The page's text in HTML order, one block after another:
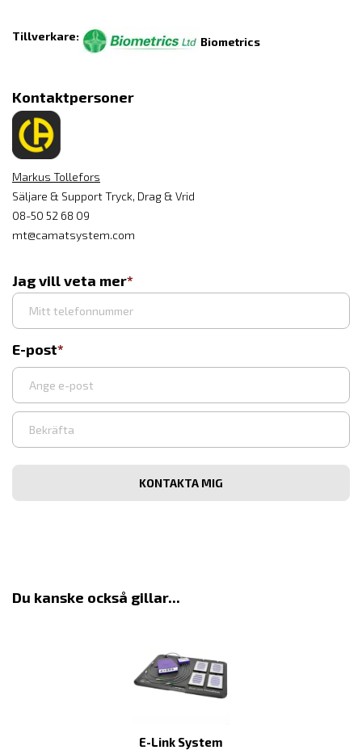
Tillverkare: Biometrics
Kontaktpersoner
Markus Tollefors
Säljare & Support Tryck, Drag & Vrid
08-50 52 68 09
mt@camatsystem.com
Jag vill veta mer
E-post
Ange
e-
Bekräfta
post
Du kanske också gillar...
E-Link System